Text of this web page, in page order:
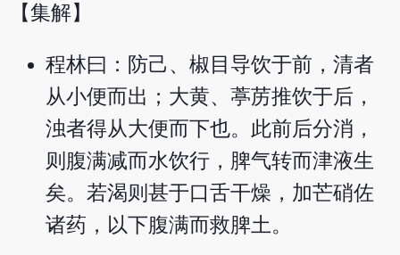
【集解】
程林曰：防己、椒目导饮于前，清者
从小便而出；大黄、葶苈推饮于后，
浊者得从大便而下也。此前后分消，
则腹满减而水饮行，脾气转而津液生
矣。若渴则甚于口舌干燥，加芒硝佐
诸药，以下腹满而救脾土。